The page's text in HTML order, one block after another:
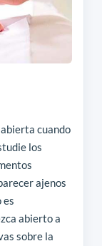
cuando
los
ajenos
es
abierto a
sobre la